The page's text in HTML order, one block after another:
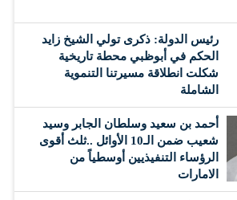
رئيس الدولة: ذكرى تولي الشيخ زايد
الحكم في أبوظبي محطة تاريخية
شكلت انطلاقة مسيرتنا التنموية
الشاملة
أحمد بن سعيد وسلطان الجابر وسيد
شعيب ضمن الـ10 الأوائل ..ثلث أقوى
الرؤساء التنفيذيين أوسطياً من
الامارات